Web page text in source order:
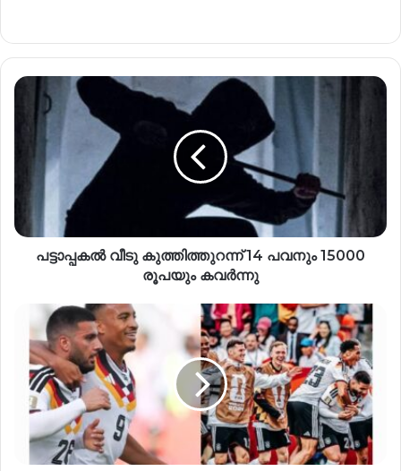
പട്ടാപ്പകൽ വീടു കുത്തിത്തുറന്ന് 14 പവനും 15000
രൂപയും കവർന്നു